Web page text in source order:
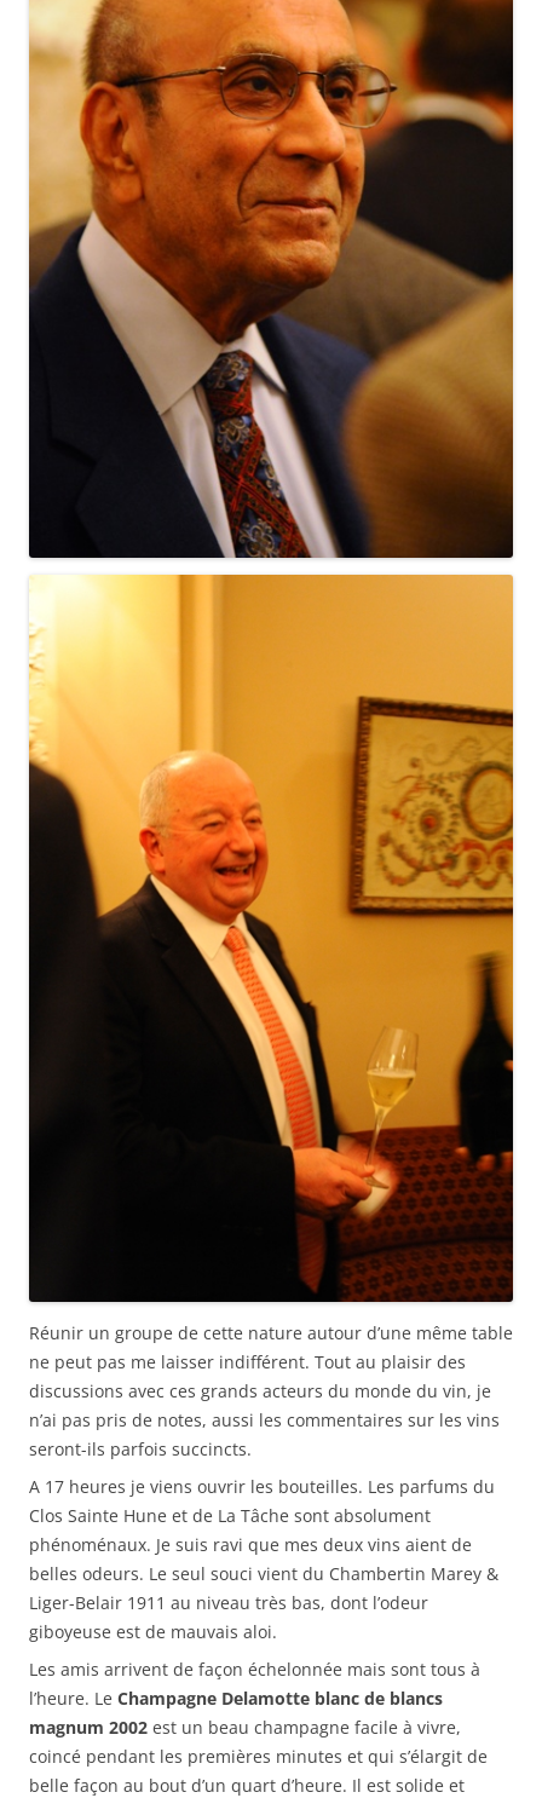
Réunir un groupe de cette nature autour d’une même table
ne peut pas me laisser indifférent. Tout au plaisir des
discussions avec ces grands acteurs du monde du vin, je
n’ai pas pris de notes, aussi les commentaires sur les vins
seront-ils parfois succincts.
A 17 heures je viens ouvrir les bouteilles. Les parfums du
Clos Sainte Hune et de La Tâche sont absolument
phénoménaux. Je suis ravi que mes deux vins aient de
belles odeurs. Le seul souci vient du Chambertin Marey &
Liger-Belair 1911 au niveau très bas, dont l’odeur
giboyeuse est de mauvais aloi.
Les amis arrivent de façon échelonnée mais sont tous à
l’heure. Le Champagne Delamotte blanc de blancs
magnum 2002 est un beau champagne facile à vivre,
coincé pendant les premières minutes et qui s’élargit de
belle façon au bout d’un quart d’heure. Il est solide et